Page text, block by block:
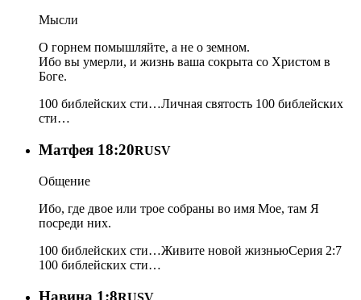
Мысли
О горнем помышляйте, а не о земном.
Ибо вы умерли, и жизнь ваша сокрыта со Христом в
Боге.
100 библейских сти…Личная святость 100 библейских
сти…
Матфея 18:20RUSV
Общение
Ибо, где двое или трое собраны во имя Мое, там Я
посреди них.
100 библейских сти…Живите новой жизньюСерия 2:7
100 библейских сти…
Навина 1:8RUSV